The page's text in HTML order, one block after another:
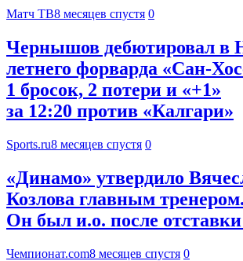
Матч ТВ8 месяцев спустя 0
Чернышов дебютировал в
летнего форварда «Сан-
1 бросок, 2 потери и «+1»
за 12:20 против «Калгари»
Sports.ru8 месяцев спустя 0
«Динамо» утвердило
Козлова главным тренером.
Он был и.о. после
Чемпионат.com8 месяцев спустя 0